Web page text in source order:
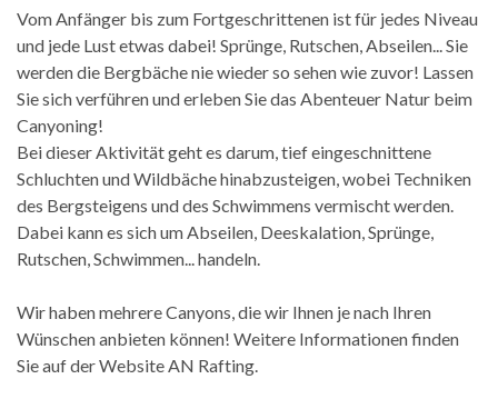
Vom Anfänger bis zum Fortgeschrittenen ist für jedes Niveau
und jede Lust etwas dabei! Sprünge, Rutschen, Abseilen... Sie
werden die Bergbäche nie wieder so sehen wie zuvor! Lassen
Sie sich verführen und erleben Sie das Abenteuer Natur beim
Canyoning!
Bei dieser Aktivität geht es darum, tief eingeschnittene
Schluchten und Wildbäche hinabzusteigen, wobei Techniken
des Bergsteigens und des Schwimmens vermischt werden.
Dabei kann es sich um Abseilen, Deeskalation, Sprünge,
Rutschen, Schwimmen... handeln.
Wir haben mehrere Canyons, die wir Ihnen je nach Ihren
Wünschen anbieten können! Weitere Informationen finden
Sie auf der Website AN Rafting.